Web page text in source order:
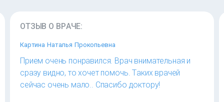
ОТЗЫВ О ВРАЧЕ:
Картина Наталья Прокопьевна
Прием очень понравился. Врач внимательная и
сразу видно, то хочет помочь. Таких врачей
сейчас очень мало.. Спасибо доктору!